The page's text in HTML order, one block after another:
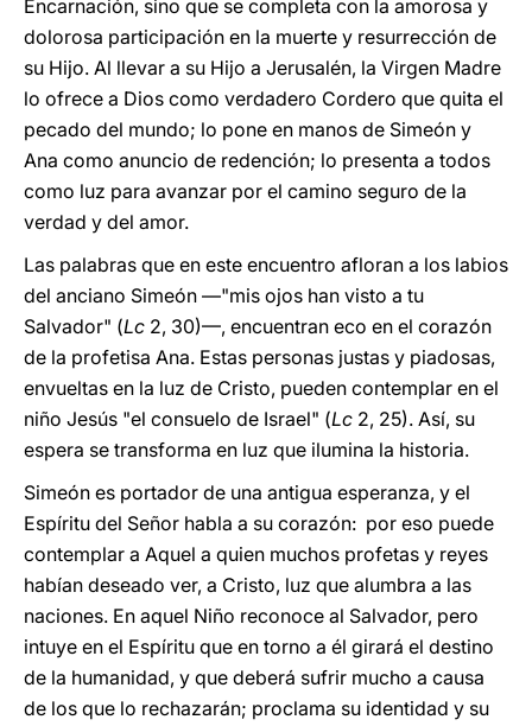
Encarnación, sino que se completa con la amorosa y
dolorosa participación en la muerte y resurrección de
su Hijo. Al llevar a su Hijo a Jerusalén, la Virgen Madre
lo ofrece a Dios como verdadero Cordero que quita el
pecado del mundo; lo pone en manos de Simeón y
Ana como anuncio de redención; lo presenta a todos
como luz para avanzar por el camino seguro de la
verdad y del amor.
Las palabras que en este encuentro afloran a los labios
del anciano Simeón —"mis ojos han visto a tu
Salvador" (Lc 2, 30)—, encuentran eco en el corazón
de la profetisa Ana. Estas personas justas y piadosas,
envueltas en la luz de Cristo, pueden contemplar en el
niño Jesús "el consuelo de Israel" (Lc 2, 25). Así, su
espera se transforma en luz que ilumina la historia.
Simeón es portador de una antigua esperanza, y el
Espíritu del Señor habla a su corazón: por eso puede
contemplar a Aquel a quien muchos profetas y reyes
habían deseado ver, a Cristo, luz que alumbra a las
naciones. En aquel Niño reconoce al Salvador, pero
intuye en el Espíritu que en torno a él girará el destino
de la humanidad, y que deberá sufrir mucho a causa
de los que lo rechazarán; proclama su identidad y su